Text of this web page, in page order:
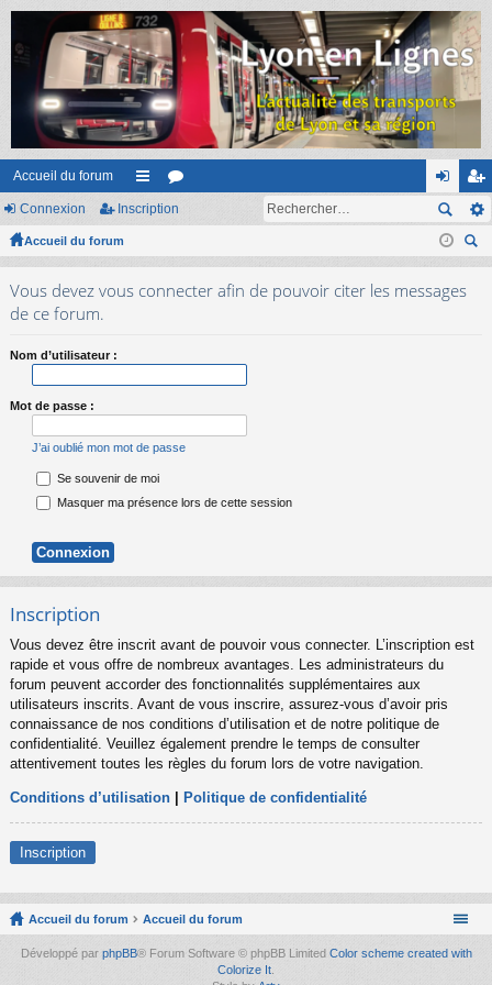
Accueil du forum
ac or on
ne
ns
cri
Connexion Inscription
Accueil du forum
ec
her
Vous devez vous connecter afin de pouvoir citer les messages
de ce forum.
Nom d’utilisateur :
Mot de passe :
J’ai oublié mon mot de passe
Se souvenir de moi
Masquer ma présence lors de cette session
Inscription
Vous devez être inscrit avant de pouvoir vous connecter. L’inscription est
rapide et vous offre de nombreux avantages. Les administrateurs du
forum peuvent accorder des fonctionnalités supplémentaires aux
utilisateurs inscrits. Avant de vous inscrire, assurez-vous d’avoir pris
connaissance de nos conditions d’utilisation et de notre politique de
confidentialité. Veuillez également prendre le temps de consulter
attentivement toutes les règles du forum lors de votre navigation.
Conditions d’utilisation Politique de confidentialité
Inscription
Accueil du forum Accueil du forum
Développé par phpBB® Forum Software © phpBB Limited Color scheme created with
Colorize It.